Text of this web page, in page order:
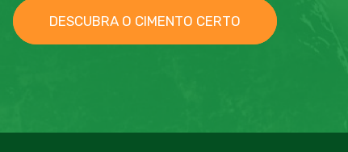
DESCUBRA O CIMENTO CERTO